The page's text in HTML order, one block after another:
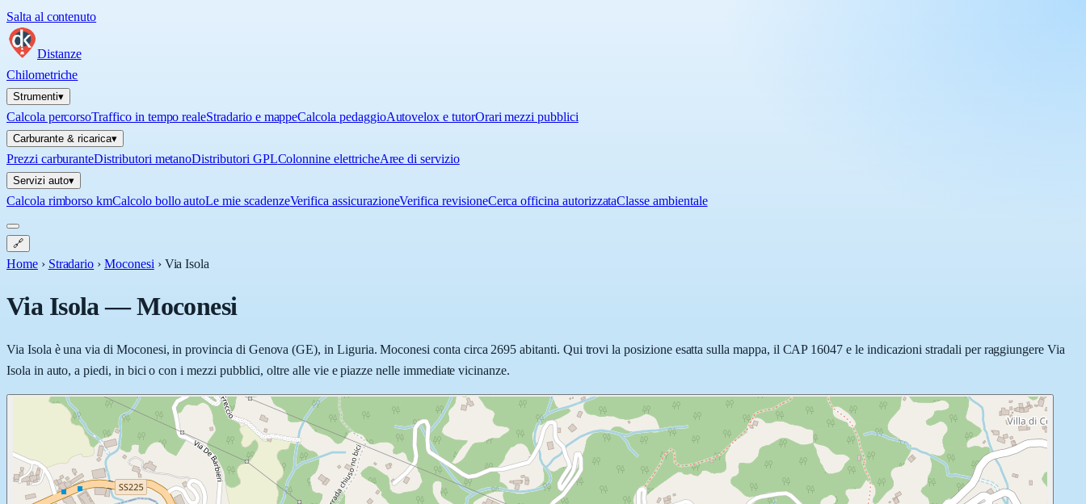
Salta al contenuto
Distanze
Chilometriche
Strumenti▾
Calcola percorsoTraffico in tempo realeStradario e mappeCalcola pedaggioAutovelox e tutorOrari mezzi pubblici
Carburante & ricarica▾
Prezzi carburanteDistributori metanoDistributori GPLColonnine elettricheAree di servizio
Servizi auto▾
Calcola rimborso kmCalcolo bollo autoLe mie scadenzeVerifica assicurazioneVerifica revisioneCerca officina autorizzataClasse ambientale
🔗
Home › Stradario › Moconesi › Via Isola
Via Isola—Moconesi
Via Isola è una via di Moconesi, in provincia di Genova (GE), in Liguria. Moconesi conta circa 2695 abitanti. Qui trovi la posizione esatta sulla mappa, il CAP 16047 e le indicazioni stradali per raggiungere Via
Isola in auto, a piedi, in bici o con i mezzi pubblici, oltre alle vie e piazze nelle immediate vicinanze.